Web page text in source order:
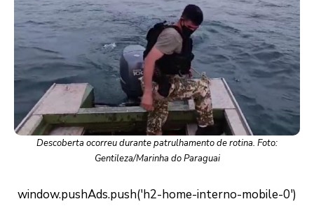
Descoberta ocorreu durante patrulhamento de rotina. Foto:
Gentileza/Marinha do Paraguai